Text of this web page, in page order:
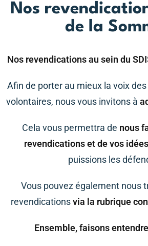
Nos
de la
Nos revendications au sein du
Afin de porter au mieux la voix
volontaires, nous vous invitons à
Cela vous permettra de nous
revendications et de vos idées
puissions les
Vous pouvez également nous
revendicationsvia la rubrique
Ensemble, faisons